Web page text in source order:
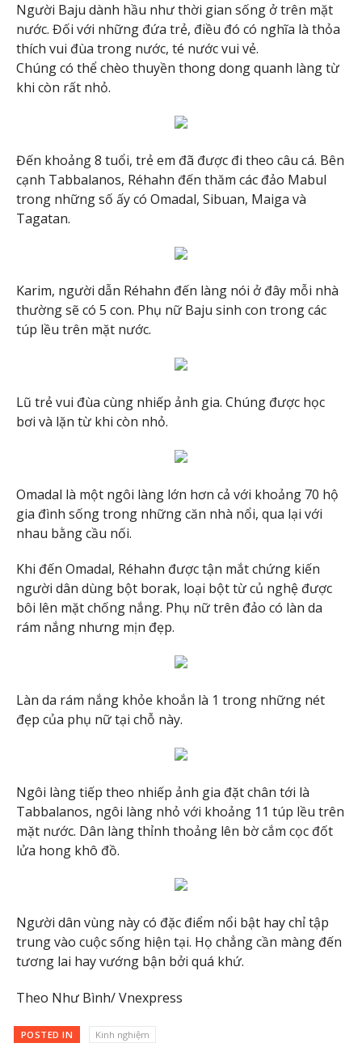
Người Baju dành hầu như thời gian sống ở trên mặt
nước. Đối với những đứa trẻ, điều đó có nghĩa là thỏa
thích vui đùa trong nước, té nước vui vẻ.
Chúng có thể chèo thuyền thong dong quanh làng từ
khi còn rất nhỏ.
Đến khoảng 8 tuổi, trẻ em đã được đi theo câu cá. Bên
cạnh Tabbalanos, Réhahn đến thăm các đảo Mabul
trong những số ấy có Omadal, Sibuan, Maiga và
Tagatan.
Karim, người dẫn Réhahn đến làng nói ở đây mỗi nhà
thường sẽ có 5 con. Phụ nữ Baju sinh con trong các
túp lều trên mặt nước.
Lũ trẻ vui đùa cùng nhiếp ảnh gia. Chúng được học
bơi và lặn từ khi còn nhỏ.
Omadal là một ngôi làng lớn hơn cả với khoảng 70 hộ
gia đình sống trong những căn nhà nổi, qua lại với
nhau bằng cầu nối.
Khi đến Omadal, Réhahn được tận mắt chứng kiến
người dân dùng bột borak, loại bột từ củ nghệ được
bôi lên mặt chống nắng. Phụ nữ trên đảo có làn da
rám nắng nhưng mịn đẹp.
Làn da rám nắng khỏe khoắn là 1 trong những nét
đẹp của phụ nữ tại chỗ này.
Ngôi làng tiếp theo nhiếp ảnh gia đặt chân tới là
Tabbalanos, ngôi làng nhỏ với khoảng 11 túp lều trên
mặt nước. Dân làng thỉnh thoảng lên bờ cắm cọc đốt
lửa hong khô đồ.
Người dân vùng này có đặc điểm nổi bật hay chỉ tập
trung vào cuộc sống hiện tại. Họ chẳng cần màng đến
tương lai hay vướng bận bởi quá khứ.
Theo Như Bình/ Vnexpress
POSTED IN Kinh nghiệm